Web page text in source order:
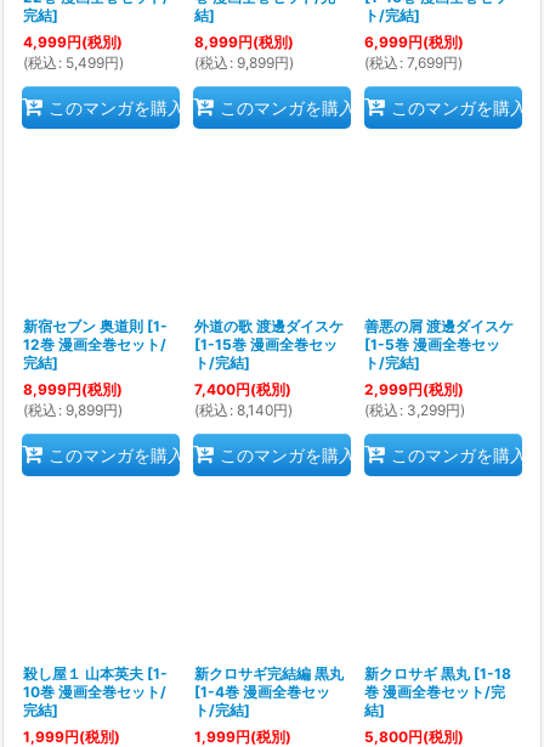
完結]
4,999円(税別)
(税込 : 5,499円)
このマンガを購入
結]
8,999円(税別)
(税込 : 9,899円)
このマンガを購入
ト/完結]
6,999円(税別)
(税込 : 7,699円)
このマンガを購入
新宿セブン 奥道則 [1-
12巻 漫画全巻セット/
完結]
8,999円(税別)
(税込 : 9,899円)
このマンガを購入
外道の歌 渡邊ダイスケ
[1-15巻 漫画全巻セッ
ト/完結]
7,400円(税別)
(税込 : 8,140円)
このマンガを購入
善悪の屑 渡邊ダイスケ
[1-5巻 漫画全巻セッ
ト/完結]
2,999円(税別)
(税込 : 3,299円)
このマンガを購入
殺し屋１ 山本英夫 [1-
10巻 漫画全巻セット/
完結]
1,999円(税別)
新クロサギ完結編 黒丸
[1-4巻 漫画全巻セッ
ト/完結]
1,999円(税別)
新クロサギ 黒丸 [1-18
巻 漫画全巻セット/完
結]
5,800円(税別)